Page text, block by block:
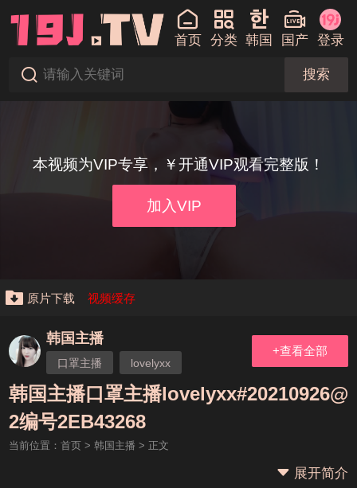
首页 分类 韩国 国产 登录
搜索
本视频为VIP专享，￥开通VIP观看完整版！
加入VIP
原片下载 视频缓存
韩国主播
口罩主播 lovelyxx
+查看全部
韩国主播口罩主播lovelyxx#20210926@
2编号2EB43268
当前位置： 首页> 韩国主播 > 正文
展开简介
本站大事件(19j网站发展历程)